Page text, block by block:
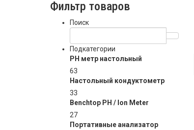
Фильтр товаров
Поиск
Подкатегории
PH метр настольный
63
Настольный кондуктометр
33
Benchtop PH / Ion Meter
27
Портативные анализатор